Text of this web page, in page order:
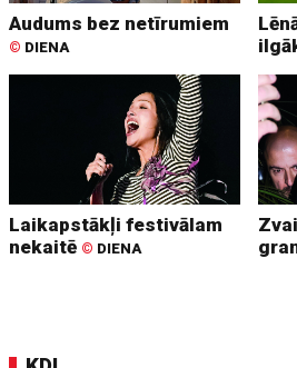
Audums bez netīrumiem
© DIENA
Laikapstākļi festivālam
nekaitē © DIENA